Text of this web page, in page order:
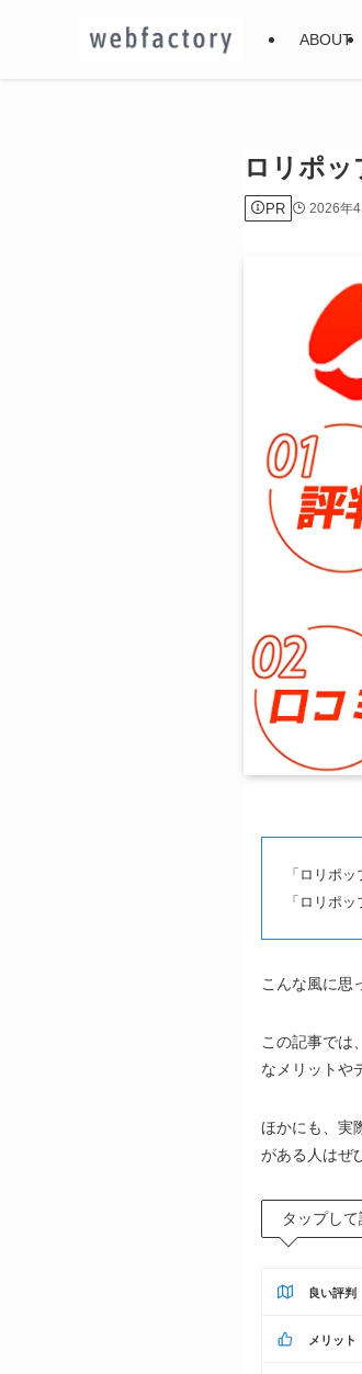
ABOUT
ロリポ
PR 2026年
「ロリポ
「ロリポ
こんな風に思
この記事では、
なメリットや
ほかにも、実
がある人はぜ
タップし
良い評判
メリット